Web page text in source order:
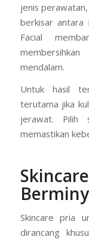
jenis
berkisar antara
Facial
mendalam.
Untuk hasil
terutama jika
jerawat. Pilih
memastikan
Skincare pria
dirancang